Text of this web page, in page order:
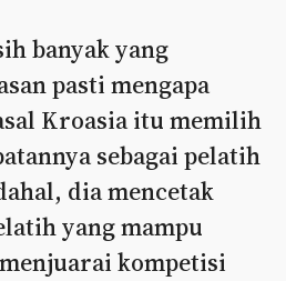
banyak yang
pasti mengapa
Kroasia itu memilih
sebagai pelatih
dia mencetak
yang mampu
kompetisi